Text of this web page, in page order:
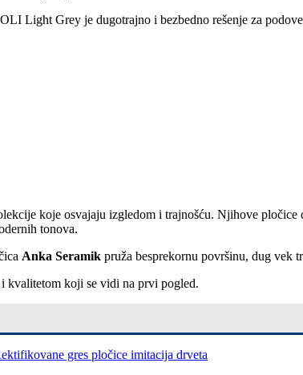
Light Grey je dugotrajno i bezbedno rešenje za
koje osvajaju izgledom i trajnošću. Njihove
tonova.
Anka Seramik pruža besprekornu površinu, dug vek
kvalitetom koji se vidi na prvi pogled.